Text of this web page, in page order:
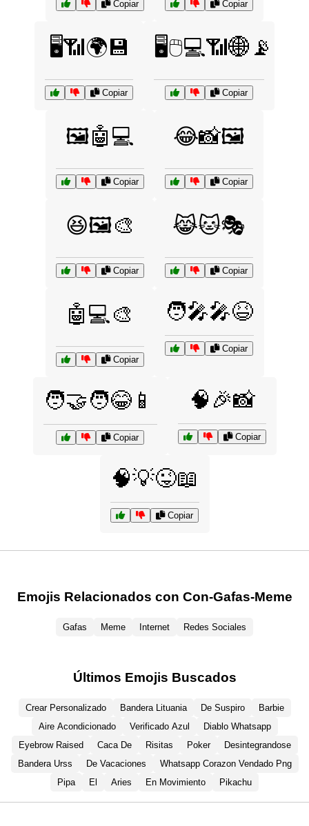
Copiar Copiar
🖥️📶🌍💾
Copiar
🖥️🖱️💻📶🌐📡
Copiar
🖼️🤖💻
Copiar
😂📸🖼️
Copiar
😆🖼️🎨
Copiar
😹🐱🎭
Copiar
🤖💻🎨
Copiar
🧑‍🎤🎤😆
Copiar
🧑‍🤝‍🧑😂📱
Copiar
🧠🎉📸
Copiar
🧠💡😜📖
Copiar
Emojis Relacionados con Con-Gafas-Meme
Gafas Meme Internet Redes Sociales
Últimos Emojis Buscados
Crear Personalizado Bandera Lituania De Suspiro
Barbie
Aire Acondicionado
Verificado Azul
Diablo Whatsapp
Eyebrow Raised
Caca De Risitas Poker
Desintegrandose
Bandera Urss
De Vacaciones
Whatsapp Corazon Vendado Png
Pipa
El Aries En Movimiento Pikachu